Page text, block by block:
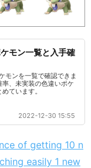
モン一覧と入手確
モンを一覧で確認できま
、未実装の色違いポケ
ています。
2022-12-30 15:55
of getting 10 n
easily 1 new